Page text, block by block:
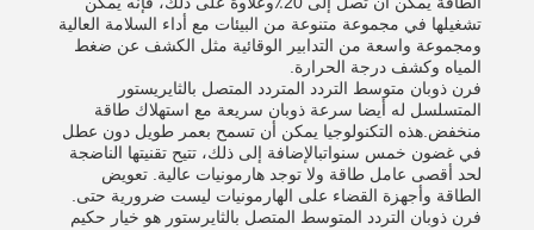
تشغيلها في مجموعة متنوعة من البيئات مع أداء السلامة العالية
ومجموعة واسعة من التدابير الوقائية مثل الكشف عن ضغط
المياه وكشف درجة الحرارة.
فرن ذوبان متوسط التردد المتردد المتصل بالثايريستور
المتسلسل له أيضا سرعة ذوبان سريعة مع استهلاك طاقة
منخفض.هذه التكنولوجيا يمكن أن تسمح بعمر طويل دون عطل
في غضون خمس سنواتبالإضافة إلى ذلك، تتيح تقنيتها الناضجة
لحد أقصى عامل طاقة ولا توجد هارمونيات عالية. تعويض
الطاقة وأجهزة القضاء على الهارمونيات ليست ضرورية حتى.
فرن ذوبان التردد المتوسط المتصل بالثايرستور هو خيار حكيم